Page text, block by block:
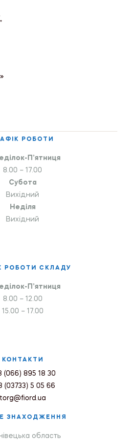
РОБОТИ
П’ятниця
8.00 – 17.00
Субота
Вихідний
Неділя
Вихідний
РОБОТИ СКЛАДУ
П’ятниця
8.00 – 12.00
15.00 – 17.00
КОНТАКТИ
(066) 895 18 30
(03733) 5 05 66
torg@fiord.ua
ЗНАХОДЖЕННЯ
область